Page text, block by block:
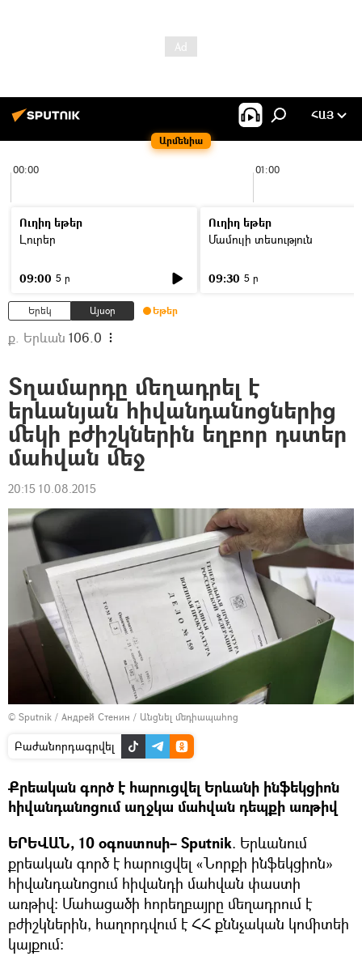
Արմենիա
ՀԱՅ
00:00 01:00
Ուղիղ եթեր
Լուրեր
09:00 5 ր
Ուղիղ եթեր
Մամուլի տեսություն
09:30 5 ր
Երեկ Այսօր Եթեր
ք. Երևան 106.0
Տղամարդը մեղադրել է
երևանյան հիվանդանոցներից
մեկի բժիշկներին եղբոր դստեր
մահվան մեջ
20:15 10.08.2015
© Sputnik / Андрей Стенин / Անցնել մեդիապահոց
Բաժանորդագրվել
Քրեական գործ է հարուցվել Երևանի ինֆեկցիոն
հիվանդանոցում աղջկա մահվան դեպքի առթիվ
ԵՐԵՎԱՆ, 10 օգոստոսի– Sputnik. Երևանում
քրեական գործ է հարուցվել «Նորքի ինֆեկցիոն»
հիվանդանոցում հիվանդի մահվան փաստի
առթիվ։ Մահացածի հորեղբայրը մեղադրում է
բժիշկներին, հաղորդվում է ՀՀ քննչական կոմիտեի
կայքում։